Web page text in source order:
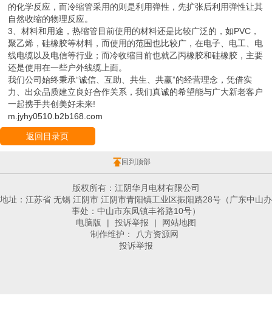
的化学反应，而冷缩管采用的则是利用弹性，先扩张后利用弹性让其
自然收缩的物理反应。
3、材料和用途，热缩管目前使用的材料还是比较广泛的，如PVC，
聚乙烯，硅橡胶等材料，而使用的范围也比较广，在电子、电工、电
线电缆以及电信等行业；而冷收缩目前也就乙丙橡胶和硅橡胶，主要
还是使用在一些户外线缆上面。
我们公司始终秉承“诚信、互助、共生、共赢”的经营理念，凭借实
力、出众品质建立良好合作关系，我们真诚的希望能与广大新老客户
一起携手共创美好未来!
m.jyhy0510.b2b168.com
返回目录页
回到顶部
版权所有：江阴华月电材有限公司
地址：江苏省 无锡 江阴市 江阴市青阳镇工业区振阳路28号（广东中山办
事处：中山市东凤镇丰裕路10号）
电脑版
| 投诉举报 |
网站地图
制作维护：
八方资源网
投诉举报